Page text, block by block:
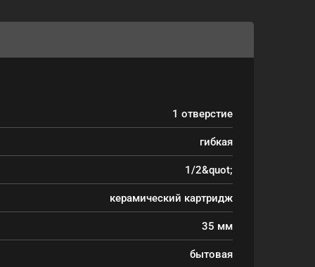
1 отверстие
гибкая
1/2&quot;
керамический картридж
35 мм
бытовая